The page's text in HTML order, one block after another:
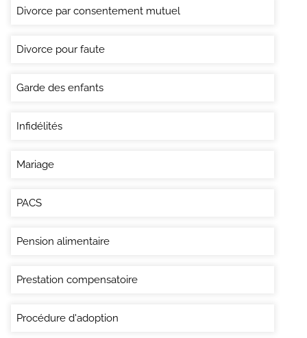
Divorce par consentement mutuel
Divorce pour faute
Garde des enfants
Infidélités
Mariage
PACS
Pension alimentaire
Prestation compensatoire
Procédure d'adoption